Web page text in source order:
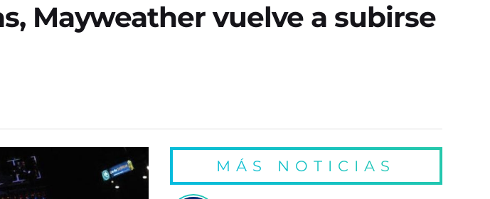
Mayweather vuelve a subirse
MÁS NOTICIAS